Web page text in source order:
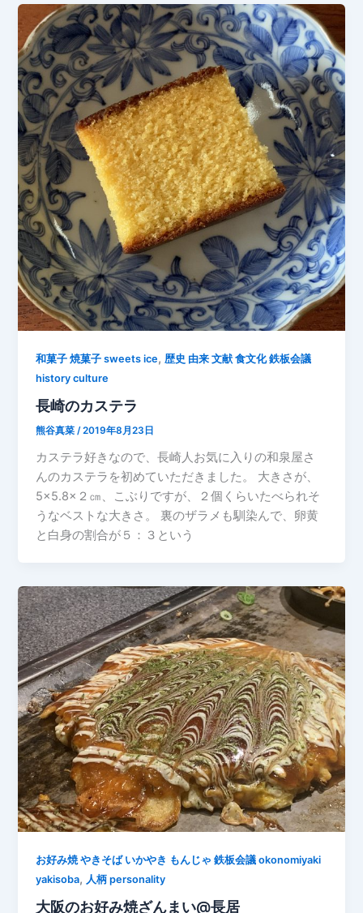
和菓子 焼菓子 sweets ice,歴史 由来 文献 食文化 鉄板会議
history culture
長崎のカステラ
熊谷真菜/2019年8月23日
カステラ好きなので、長崎人お気に入りの和泉屋さ
んのカステラを初めていただきました。 大きさが、
5×5.8×２㎝、こぶりですが、２個くらいたべられそ
うなベストな大きさ。 裏のザラメも馴染んで、卵黄
と白身の割合が５：３という
お好み焼 やきそば いかやき もんじゃ 鉄板会議 okonomiyaki
yakisoba, 人柄 personality
大阪のお好み焼ざんまい@長居